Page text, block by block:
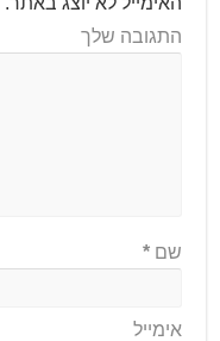
התגובה שלך
שם*
אימייל